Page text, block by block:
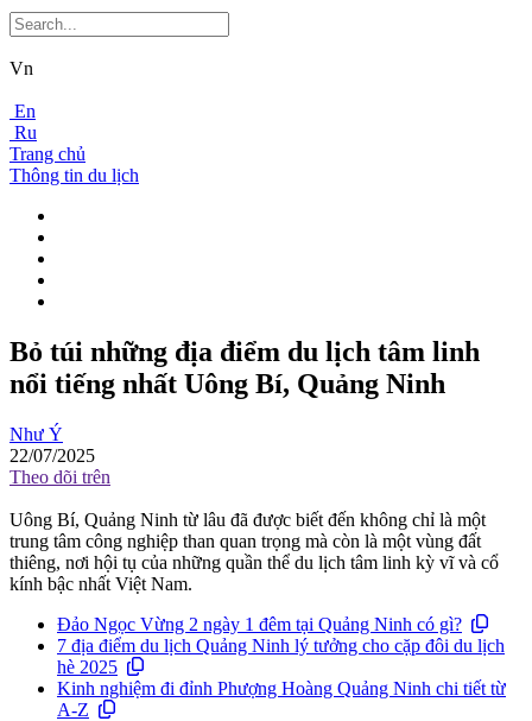
Vn
En
Ru
Trang chủ
Thông tin du lịch
Bỏ túi những địa điểm du lịch tâm linh
nổi tiếng nhất Uông Bí, Quảng Ninh
Như Ý
22/07/2025
Theo dõi trên
Uông Bí, Quảng Ninh từ lâu đã được biết đến không chỉ là một
trung tâm công nghiệp than quan trọng mà còn là một vùng đất
thiêng, nơi hội tụ của những quần thể du lịch tâm linh kỳ vĩ và cổ
kính bậc nhất Việt Nam.
Đảo Ngọc Vừng 2 ngày 1 đêm tại Quảng Ninh có gì?
7 địa điểm du lịch Quảng Ninh lý tưởng cho cặp đôi du lịch
hè 2025
Kinh nghiệm đi đỉnh Phượng Hoàng Quảng Ninh chi tiết từ
A-Z